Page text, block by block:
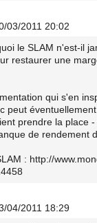
03/2011 20:02
le SLAM n'est-il
restaurer une
qui s'en
peut
prendre la place
de rendement
: http://
04/2011 18:29